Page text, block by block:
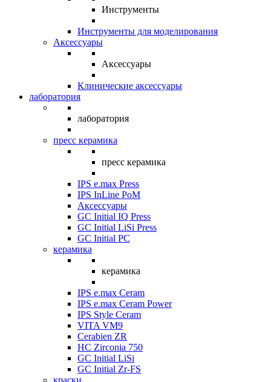
Инструменты
Инструменты для моделирования
Аксессуары
Аксессуары
Клинические аксессуары
лаборатория
лаборатория
пресс керамика
пресс керамика
IPS e.max Press
IPS InLine PoM
Аксессуары
GC Initial IQ Press
GC Initial LiSi Press
GC Initial PC
керамика
керамика
IPS e.max Ceram
IPS e.max Ceram Power
IPS Style Ceram
VITA VM9
Cerabien ZR
HC Zirconia 750
GC Initial LiSi
GC Initial Zr-FS